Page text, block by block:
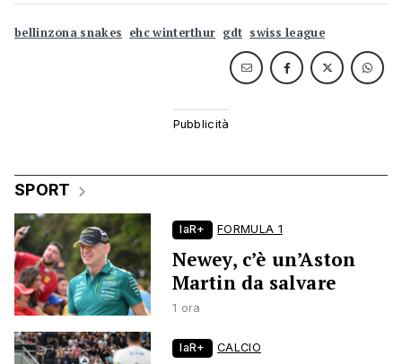
bellinzona snakes ehc winterthur gdt swiss league
SPORT
laR+ FORMULA 1
Newey, c’è un’Aston
Martin da salvare
1 ora
laR+ CALCIO